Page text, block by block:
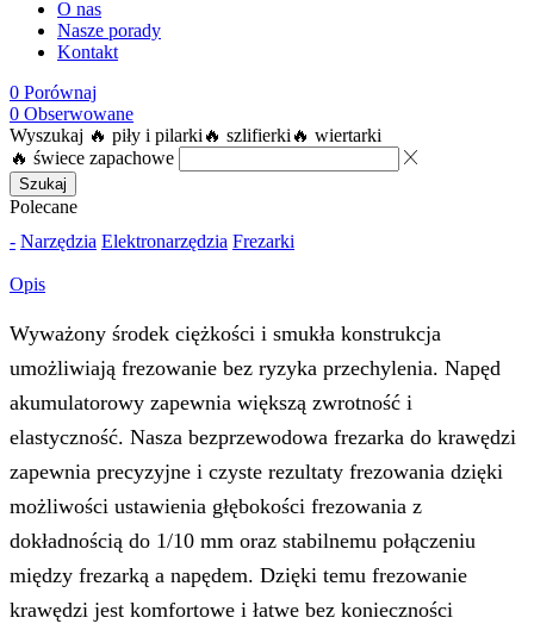
O nas
Nasze porady
Kontakt
0 Porównaj
0 Obserwowane
Wyszukaj 🔥 piły i pilarki 🔥 szlifierki 🔥 wiertarki
🔥 świece zapachowe
Szukaj
Polecane
- Narzędzia Elektronarzędzia Frezarki
Opis
Wyważony środek ciężkości i smukła konstrukcja
umożliwiają frezowanie bez ryzyka przechylenia. Napęd
akumulatorowy zapewnia większą zwrotność i
elastyczność. Nasza bezprzewodowa frezarka do krawędzi
zapewnia precyzyjne i czyste rezultaty frezowania dzięki
możliwości ustawienia głębokości frezowania z
dokładnością do 1/10 mm oraz stabilnemu połączeniu
między frezarką a napędem. Dzięki temu frezowanie
krawędzi jest komfortowe i łatwe bez konieczności